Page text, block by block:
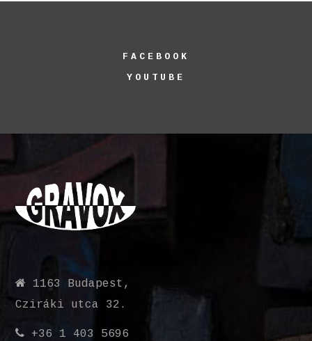
FACEBOOK
YOUTUBE
1163 Budapest,
Cziráki utca 32.
+36 1 403 5696